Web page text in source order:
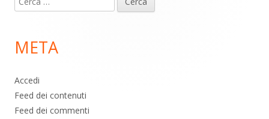
piè
pagina
per:
META
Accedi
Feed dei contenuti
Feed dei commenti